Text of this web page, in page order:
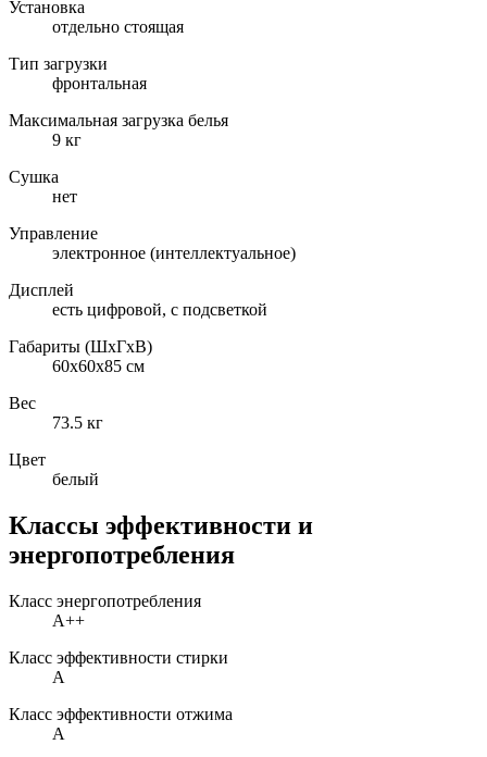
Установка
отдельно стоящая
Тип загрузки
фронтальная
Максимальная загрузка белья
9 кг
Сушка
нет
Управление
электронное (интеллектуальное)
Дисплей
есть цифровой, с подсветкой
Габариты (ШxГxВ)
60x60x85 см
Вес
73.5 кг
Цвет
белый
Классы эффективности и
энергопотребления
Класс энергопотребления
A++
Класс эффективности стирки
A
Класс эффективности отжима
A